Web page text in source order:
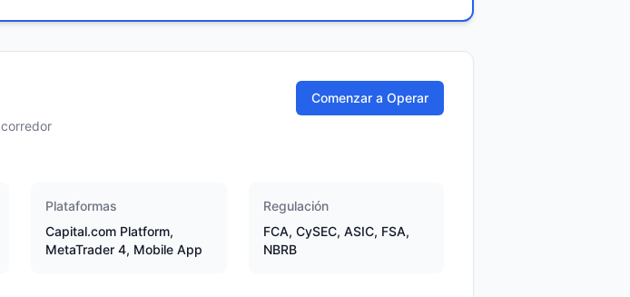
Comenzar a Operar
Plataformas
Capital.com Platform,
MetaTrader 4, Mobile App
Regulación
FCA, CySEC, ASIC, FSA,
NBRB